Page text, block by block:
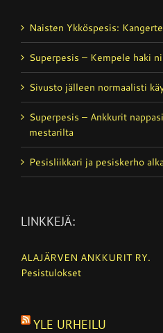
Naisten Ykköspesis:
Superpesis – Kempele haki
Sivusto jälleen normaalisti
Superpesis – Ankkurit
mestarilta
Pesisliikkari ja pesiskerho
LINKKEJÄ:
ALAJÄRVEN ANKKURIT RY.
Pesistulokset
YLE URHEILU